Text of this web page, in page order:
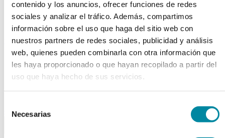
contenido y los anuncios, ofrecer funciones de redes
sociales y analizar el tráfico. Además, compartimos
información sobre el uso que haga del sitio web con
nuestros partners de redes sociales, publicidad y análisis
web, quienes pueden combinarla con otra información que
les haya proporcionado o que hayan recopilado a partir del
uso que haya hecho de sus servicios.
Necesarias
Tubos
Envases unguator
material laboratorio
Material aparatos
Utillaje
Fungible
Reactivos Merck
outlet